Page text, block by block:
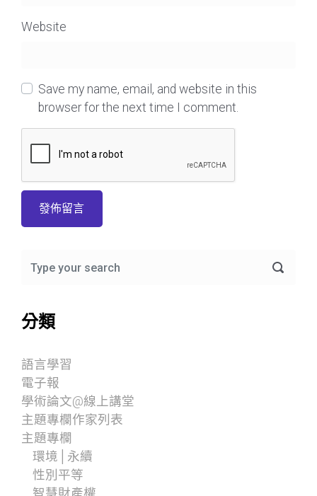
Website
Save my name, email, and website in this
browser for the next time I comment.
分類
語言學習
電子報
學術論文@線上講堂
主題專欄作家列表
主題專欄
環境│永續
性別平等
智慧財產權